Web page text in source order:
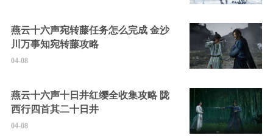
燕云十六声宛转藤任务怎么完成 金沙
川万事知宛转藤攻略
04-08
燕云十六声十日井红缨全收集攻略 陇
西行四首其二十日井
04-08